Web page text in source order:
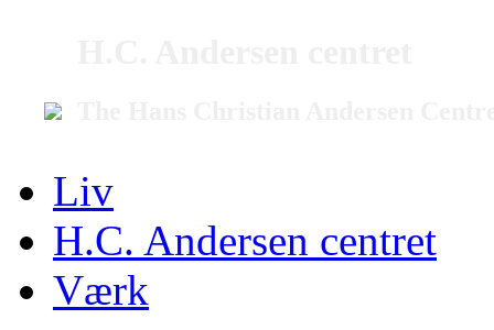
Liv
H.C. Andersen centret
Værk